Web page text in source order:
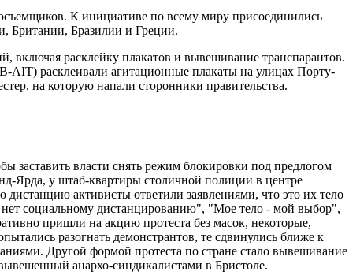
К инициативе по всему миру присоединились
Бразилии и Греции.
включая расклейку плакатов и вывешивание транспарантов.
AIT) расклеивали агитационные плакаты на улицах Порту-
на которую напали сторонники правительства.
заставить власти снять режим блокировки под предлогом
Ярда, у штаб-квартиры столичной полиции в центре
активисты ответили заявлениями, что это их тело
социальному дистанцированию", "Мое тело - мой выбор",
пришли на акцию протеста без масок, некоторые,
разогнать демонстрантов, те сдвинулись ближе к
Другой формой протеста по стране стало вывешивание
анархо-синдикалистами в Бристоле.